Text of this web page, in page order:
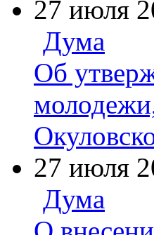
27 июля
Дума
Об
27 июля
Дума